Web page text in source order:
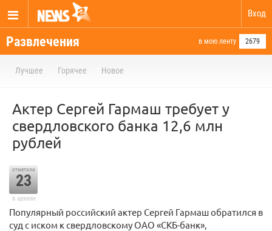
Вход
Развлечения в мою ленту 2679
Лучшее Горячее Новое
Актер Сергей Гармаш требует у
свердловского банка 12,6 млн
рублей
отметили
23
в архиве
Популярный российский актер Сергей Гармаш обратился в
суд с иском к свердловскому ОАО «СКБ-банк»,